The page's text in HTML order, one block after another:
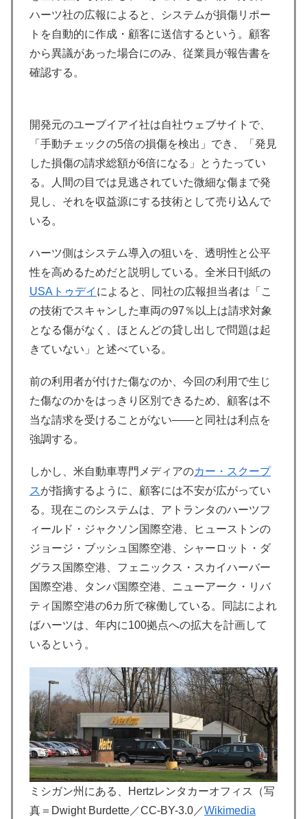
ハーツ社の広報によると、システムが損傷リポー
トを自動的に作成・顧客に送信するという。顧客
から異議があった場合にのみ、従業員が報告書を
確認する。
開発元のユーブイアイ社は自社ウェブサイトで、
「手動チェックの5倍の損傷を検出」でき、「発見
した損傷の請求総額が6倍になる」とうたってい
る。人間の目では見逃されていた微細な傷まで発
見し、それを収益源にする技術として売り込んで
いる。
ハーツ側はシステム導入の狙いを、透明性と公平
性を高めるためだと説明している。全米日刊紙の
USAトゥデイ によると、同社の広報担当者は「こ
の技術でスキャンした車両の97％以上は請求対象
となる傷がなく、ほとんどの貸し出しで問題は起
きていない」と述べている。
前の利用者が付けた傷なのか、今回の利用で生じ
た傷なのかをはっきり区別できるため、顧客は不
当な請求を受けることがない――と同社は利点を
強調する。
しかし、米自動車専門メディアのカー・スクープ
スが指摘するように、顧客には不安が広がってい
る。現在このシステムは、アトランタのハーツフ
ィールド・ジャクソン国際空港、ヒューストンの
ジョージ・ブッシュ国際空港、シャーロット・ダ
グラス国際空港、フェニックス・スカイハーバー
国際空港、タンパ国際空港、ニューアーク・リバ
ティ国際空港の6カ所で稼働している。同誌によれ
ばハーツは、年内に100拠点への拡大を計画して
いるという。
ミシガン州にある、Hertzレンタカーオフィス（写
真＝Dwight Burdette／CC-BY-3.0／Wikimedia